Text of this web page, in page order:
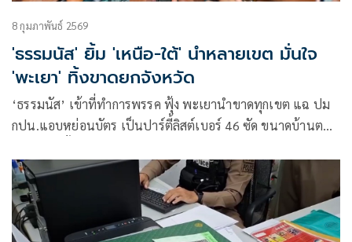
8 กุมภาพันธ์ 2569
'ธรรมนัส' ยิ้ม 'เหนือ-ใต้' นำหลายเขต มั่นใจ
'พะเยา' ทิ้งขาดยกจังหวัด
‘ธรรมนัส’ เข้าที่ทำการพรรค ฟุ้ง พะเยานำขาดทุกเขต แฉ ปม
กปน.แอบหย่อนบัตร เป็นปาร์ตี้ลิสต์เบอร์ 46 ซัด ขนาดบ้านตน